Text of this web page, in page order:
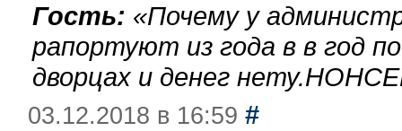
Гость: «Почему у
рапортуют из года в в год
дворцах и денег
03.12.2018 в 16:59 #